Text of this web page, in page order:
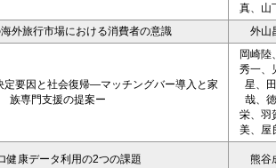
真、山
外旅行市場における消費者の意識
外山
定要因と社会復帰―マッチングバー導入と家
族専門支援の提案ー
岡崎陸
秀一、
星、
哉、
栄、羽
美、屋
健康データ利用の2つの課題 熊谷